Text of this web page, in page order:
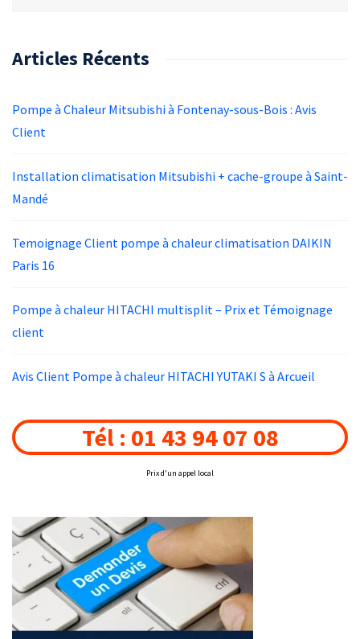
Articles Récents
Pompe à Chaleur Mitsubishi à Fontenay-sous-Bois : Avis
Client
Installation climatisation Mitsubishi + cache-groupe à Saint-
Mandé
Temoignage Client pompe à chaleur climatisation DAIKIN
Paris 16
Pompe à chaleur HITACHI multisplit – Prix et Témoignage
client
Avis Client Pompe à chaleur HITACHI YUTAKI S à Arcueil
Tél : 01 43 94 07 08
Prix d'un appel local